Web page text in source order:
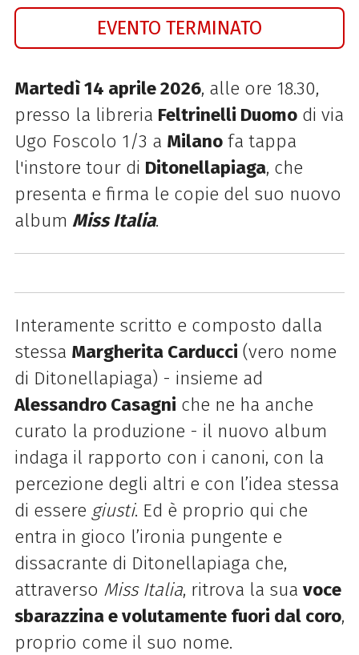
EVENTO TERMINATO
Martedì 14 aprile 2026, alle ore 18.30,
presso la libreria Feltrinelli Duomodi via
Ugo Foscolo 1/3 a Milanofa tappa
l'instore tour di Ditonellapiaga, che
presenta e firma le copie del suo nuovo
album Miss Italia.
Interamente scritto e composto dalla
stessa Margherita Carducci (vero nome
di Ditonellapiaga) - insieme ad
Alessandro Casagni che ne ha anche
curato la produzione - il nuovo album
indaga il rapporto con i canoni, con la
percezione degli altri e con l’idea stessa
di essere giusti. Ed è proprio qui che
entra in gioco l’ironia pungente e
dissacrante di Ditonellapiaga che,
attraverso Miss Italia, ritrova la sua voce
sbarazzina e volutamente fuori dal coro,
proprio come il suo nome.